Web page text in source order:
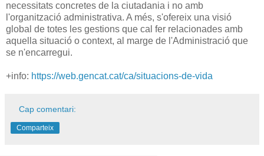
necessitats concretes de la ciutadania i no amb
l'organització administrativa. A més, s'ofereix una visió
global de totes les gestions que cal fer relacionades amb
aquella situació o context, al marge de l'Administració que
se n'encarregui.
+info: https://web.gencat.cat/ca/situacions-de-vida
Cap comentari:
Comparteix